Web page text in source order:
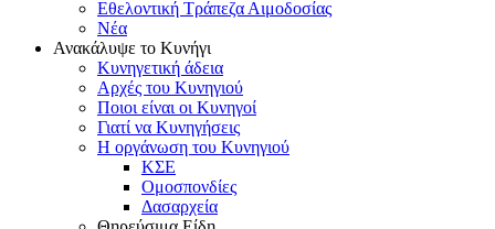
Εθελοντική Τράπεζα Αιμοδοσίας
Νέα
Ανακάλυψε το Κυνήγι
Κυνηγετική άδεια
Αρχές του Κυνηγιού
Ποιοι είναι οι Κυνηγοί
Γιατί να Κυνηγήσεις
Η οργάνωση του Κυνηγιού
ΚΣΕ
Ομοσπονδίες
Δασαρχεία